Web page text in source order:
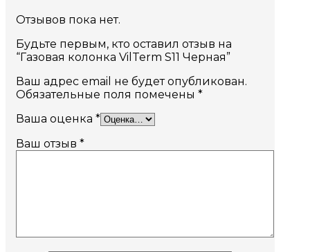
Отзывов пока нет.
Будьте первым, кто оставил отзыв на
“Газовая колонка VilTerm S11 Черная”
Ваш адрес email не будет опубликован.
Обязательные поля помечены *
Ваша оценка *
Ваш отзыв *